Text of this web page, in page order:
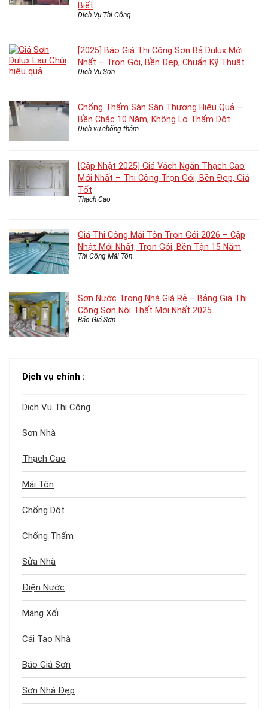
Biết
Dịch Vụ Thi Công
[2025] Báo Giá Thi Công Sơn Bả Dulux Mới
Nhất – Trọn Gói, Bền Đẹp, Chuẩn Kỹ Thuật
Dịch Vụ Sơn
Chống Thấm Sàn Sân Thượng Hiệu Quả –
Bền Chắc 10 Năm, Không Lo Thấm Dột
Dịch vụ chống thấm
[Cập Nhật 2025] Giá Vách Ngăn Thạch Cao
Mới Nhất – Thi Công Trọn Gói, Bền Đẹp, Giá
Tốt
Thạch Cao
Giá Thi Công Mái Tôn Trọn Gói 2026 – Cập
Nhật Mới Nhất, Trọn Gói, Bền Tận 15 Năm
Thi Công Mái Tôn
Sơn Nước Trong Nhà Giá Rẻ – Bảng Giá Thi
Công Sơn Nội Thất Mới Nhất 2025
Báo Giá Sơn
Dịch vụ chính :
Dịch Vụ Thi Công
Sơn Nhà
Thạch Cao
Mái Tôn
Chống Dột
Chống Thấm
Sửa Nhà
Điện Nước
Máng Xối
Cải Tạo Nhà
Báo Giá Sơn
Sơn Nhà Đẹp